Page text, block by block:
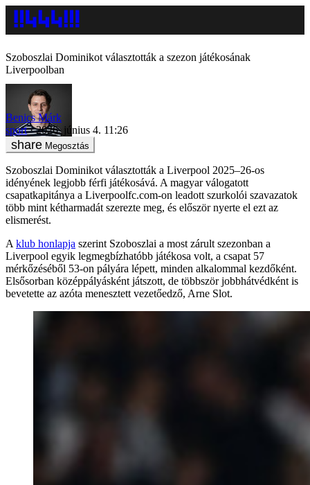
Szoboszlai Dominikot választották a szezon játékosának
Liverpoolban
Benics Márk
sport
2026. június 4. 11:26
Megosztás
Szoboszlai Dominikot választották a Liverpool 2025–26-os
idényének legjobb férfi játékosává. A magyar válogatott
csapatkapitánya a Liverpoolfc.com-on leadott szurkolói szavazatok
több mint kétharmadát szerezte meg, és először nyerte el ezt az
elismerést.
A klub honlapja szerint Szoboszlai a most zárult szezonban a
Liverpool egyik legmegbízhatóbb játékosa volt, a csapat 57
mérkőzéséből 53-on pályára lépett, minden alkalommal kezdőként.
Elsősorban középpályásként játszott, de többször jobbhátvédként is
bevetette az azóta menesztett vezetőedző, Arne Slot.